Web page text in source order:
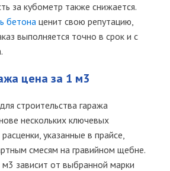
за кубометр также снижается.
бетона ценит свою репутацию,
выполняется точно в срок и с
цена за 1 м3
строительства гаража
нескольких ключевых
указанные в прайсе,
смесям на гравийном щебне.
зависит от выбранной марки